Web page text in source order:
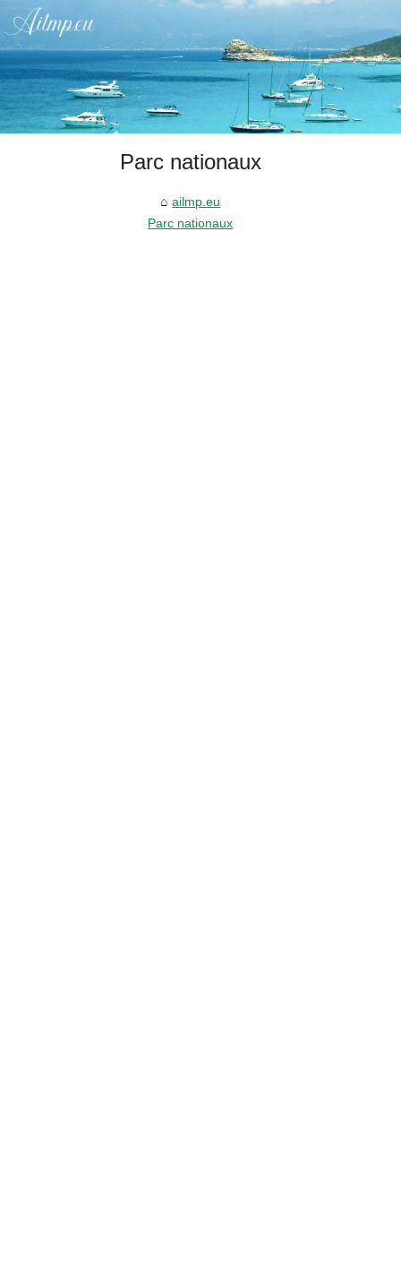
Parc nationaux
ailmp.eu
Parc nationaux